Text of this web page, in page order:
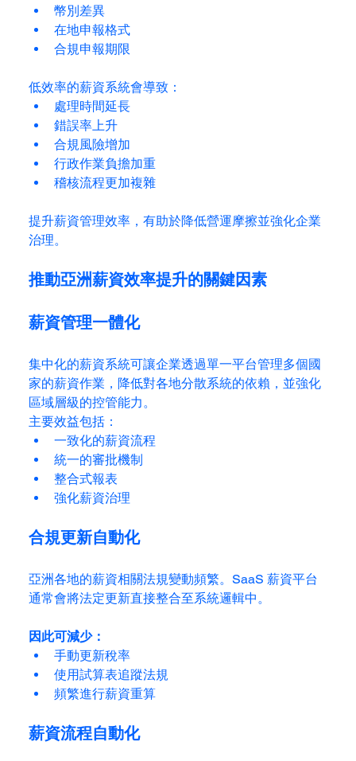
幣別差異
在地申報格式
合規申報期限
低效率的薪資系統會導致：
處理時間延長
錯誤率上升
合規風險增加
行政作業負擔加重
稽核流程更加複雜
提升薪資管理效率，有助於降低營運摩擦並強化企業
治理。
推動亞洲薪資效率提升的關鍵因素
薪資管理一體化
集中化的薪資系統可讓企業透過單一平台管理多個國
家的薪資作業，降低對各地分散系統的依賴，並強化
區域層級的控管能力。
主要效益包括：
一致化的薪資流程
統一的審批機制
整合式報表
強化薪資治理
合規更新自動化
亞洲各地的薪資相關法規變動頻繁。SaaS 薪資平台
通常會將法定更新直接整合至系統邏輯中。
因此可減少：
手動更新稅率
使用試算表追蹤法規
頻繁進行薪資重算
薪資流程自動化